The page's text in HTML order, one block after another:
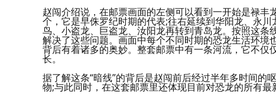
赵闯介绍说，在邮票画面的左侧可以看到一开始是禄
个，它是早侏罗纪时期的代表;往右延续到华阳龙、永
鸟、小盗龙、巨盗龙、汝阳龙再转到青岛龙。按照这
解决了这些问题。画面中每个不同时期的恐龙生活环
背后有着诸多的奥妙。整套邮票中有一条河流，它不
长。
据了解这条“暗线”的背后是赵闯前后经过半年多时间
物;与此同时，在这套邮票里还体现目前对恐龙的所有